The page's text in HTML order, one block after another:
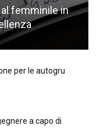
al femminile in
per le autogru
a capo di